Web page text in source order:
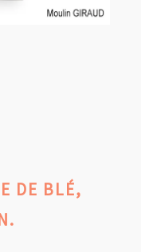
DE BLÉ,